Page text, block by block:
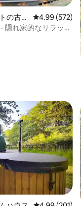
平均評価
の古民
レビュー572
4.99 (572)
隠れ家的なリラック
スです。